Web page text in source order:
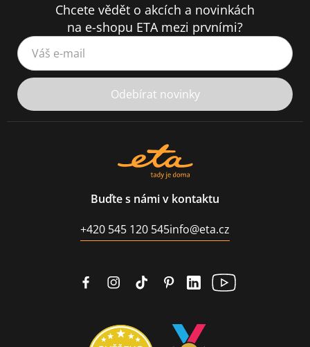
Chcete vědět o akcích a novinkách
na e-shopu ETA mezi prvními?
Váš e-mail
Odebírat novinky
Buďte s námi v kontaktu
+420 545 120 545info@eta.cz